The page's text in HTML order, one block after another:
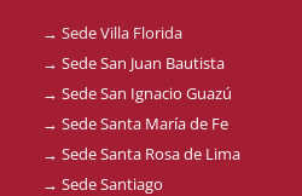
→ Sede Villa Florida
→ Sede San Juan Bautista
→ Sede San Ignacio Guazú
→ Sede Santa María de Fe
→ Sede Santa Rosa de Lima
→ Sede Santiago